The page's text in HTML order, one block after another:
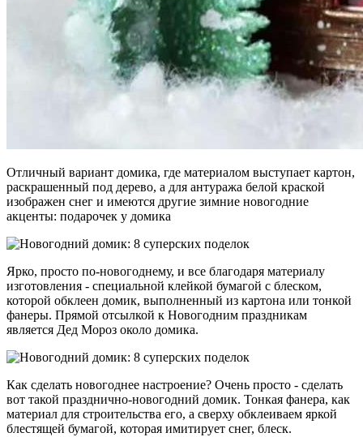
Отличный вариант домика, где материалом выступает картон,
раскрашенный под дерево, а для антуража белой краской
изображен снег и имеются другие зимние новогодние
акценты: подарочек у домика
Ярко, просто по-новогоднему, и все благодаря материалу
изготовления - специальной клейкой бумагой с блеском,
которой обклеен домик, выполненный из картона или тонкой
фанеры. Прямой отсылкой к Новогодним праздникам
является Дед Мороз около домика.
Как сделать новогоднее настроение? Очень просто - сделать
вот такой празднично-новогодний домик. Тонкая фанера, как
материал для строительства его, а сверху обклеиваем яркой
блестящей бумагой, которая имитирует снег, блеск.